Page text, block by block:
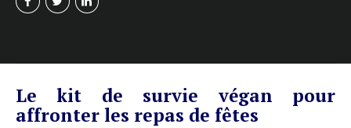
Le kit de survie végan pour
affronter les repas de fêtes